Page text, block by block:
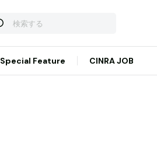
Special Feature CINRA JOB